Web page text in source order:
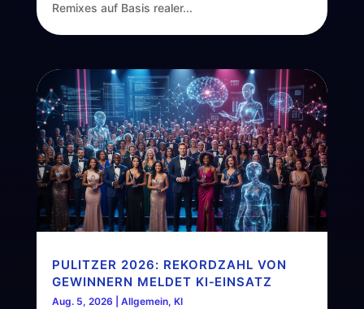
Remixes auf Basis realer...
PULITZER 2026: REKORDZAHL VON
GEWINNERN MELDET KI‑EINSATZ
Aug. 5, 2026 Allgemein, KI